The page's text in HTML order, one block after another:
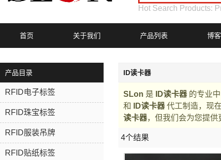
Hot Search Products:
首页 关于我们 产品列表 博客
产品目录
RFID电子标签
RFID珠宝标签
RFID服装吊牌
RFID贴纸标签
ID读卡器
SLon 是 ID读卡器的专业
和
ID读卡器代工制造，现
读卡器，但我们会为您提供
4个结果